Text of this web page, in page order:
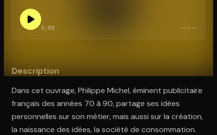
0:00 --:--
Description
Dans cet ouvrage, Philippe Michel, éminent publicitaire
français des années 70 à 90, partage ses idées
personnelles sur son métier, mais aussi sur la création,
la naissance des idées, la société de consommation.